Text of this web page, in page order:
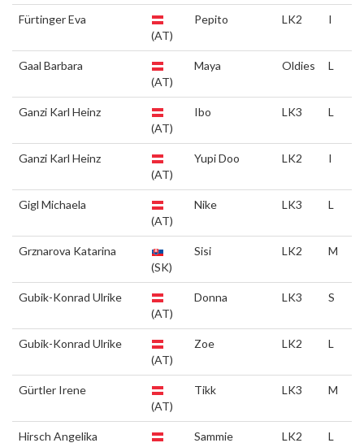
Fürtinger Eva
(AT)
Pepito LK2 I
Gaal Barbara
(AT)
Maya Oldies L
Ganzi Karl Heinz
(AT)
Ibo LK3 L
Ganzi Karl Heinz
(AT)
Yupi Doo LK2 I
Gigl Michaela
(AT)
Nike LK3 L
Grznarova Katarina
(SK)
Sisi LK2 M
Gubik-Konrad Ulrike
(AT)
Donna LK3 S
Gubik-Konrad Ulrike
(AT)
Zoe LK2 L
Gürtler Irene
(AT)
Tikk LK3 M
Hirsch Angelika
Sammie LK2 L